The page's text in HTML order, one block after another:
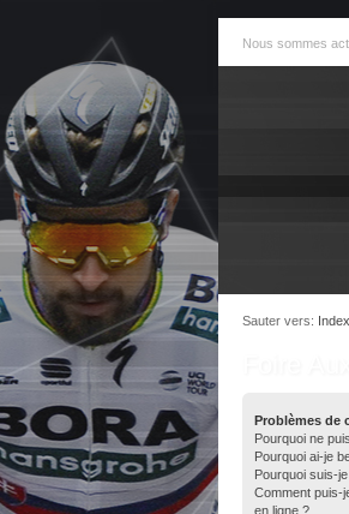
Nous sommes
Sauter vers:
Problèmes de
Pourquoi ne
Pourquoi ai-je
Pourquoi suis-
Comment puis-
en ligne ?